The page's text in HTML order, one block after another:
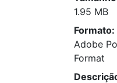
1.95 MB
Formato:
Adobe
Format